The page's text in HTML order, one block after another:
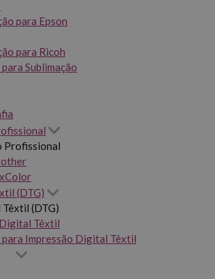
para Epson
para Ricoh
Sublimação
Profissional
(DTG)
(DTG)
Têxtil
para Impressão Digital Têxtil